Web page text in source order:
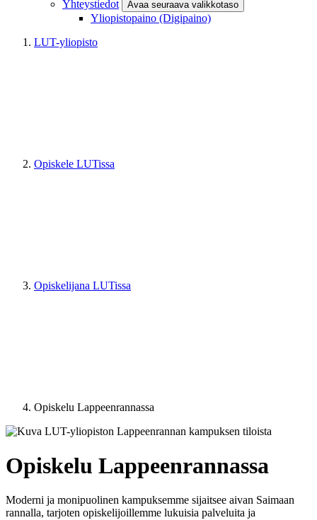
Yhteystiedot Avaa seuraava valikkotaso
Yliopistopaino (Digipaino)
LUT-yliopisto
Opiskele LUTissa
Opiskelijana LUTissa
Opiskelu Lappeenrannassa
Opiskelu Lappeenrannassa
Moderni ja monipuolinen kampuksemme sijaitsee aivan Saimaan
rannalla, tarjoten opiskelijoillemme lukuisia palveluita ja